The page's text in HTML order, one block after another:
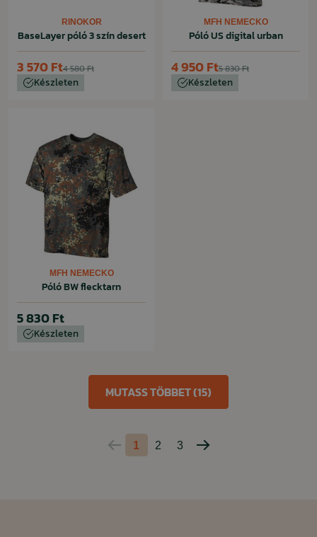
RINOKOR
BaseLayer póló 3 szín desert
4 580 Ft
3 570 Ft
Készleten
MFH NEMECKO
Póló US digital urban
5 830 Ft
4 950 Ft
Készleten
MFH NEMECKO
Póló BW flecktarn
5 830 Ft
Készleten
Előző
1 2 3
Következő
MUTASS TÖBBET (15)